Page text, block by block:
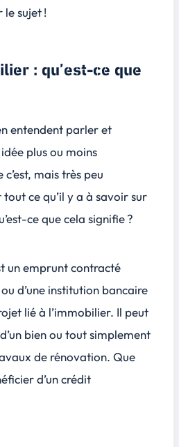
le sujet !
: qu’est-ce que
entendent parler et
plus ou moins
mais très peu
ce qu’il y a à savoir sur
ce que cela signifie ?
un emprunt contracté
d’une institution bancaire
lié à l’immobilier. Il peut
bien ou tout simplement
de rénovation. Que
d’un crédit